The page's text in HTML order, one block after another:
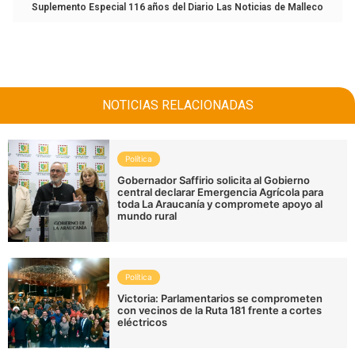
Suplemento Especial 116 años del Diario Las Noticias de Malleco
NOTICIAS RELACIONADAS
Política
Gobernador Saffirio solicita al Gobierno
central declarar Emergencia Agrícola para
toda La Araucanía y compromete apoyo al
mundo rural
Política
Victoria: Parlamentarios se comprometen
con vecinos de la Ruta 181 frente a cortes
eléctricos